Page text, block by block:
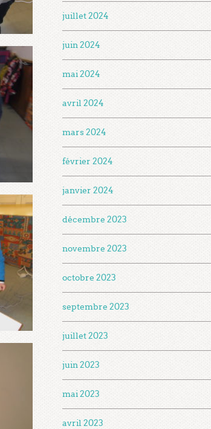
juillet 2024
juin 2024
mai 2024
avril 2024
mars 2024
février 2024
janvier 2024
décembre 2023
novembre 2023
octobre 2023
septembre 2023
juillet 2023
juin 2023
mai 2023
avril 2023